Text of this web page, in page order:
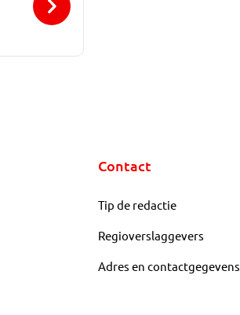
Contact
Tip de redactie
Regioverslaggevers
Adres en contactgegevens